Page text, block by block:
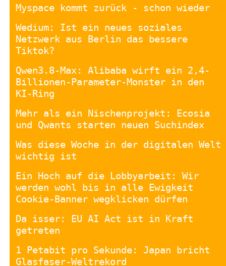
Myspace kommt zurück - schon wieder
Wedium: Ist ein neues soziales
Netzwerk aus Berlin das bessere
Tiktok?
Qwen3.8-Max: Alibaba wirft ein 2,4-
Billionen-Parameter-Monster in den
KI-Ring
Mehr als ein Nischenprojekt: Ecosia
und Qwants starten neuen Suchindex
Was diese Woche in der digitalen Welt
wichtig ist
Ein Hoch auf die Lobbyarbeit: Wir
werden wohl bis in alle Ewigkeit
Cookie-Banner wegklicken dürfen
Da isser: EU AI Act ist in Kraft
getreten
1 Petabit pro Sekunde: Japan bricht
Glasfaser-Weltrekord